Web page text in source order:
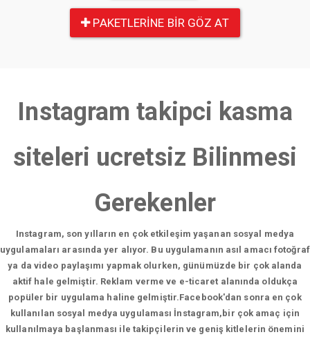
PAKETLERINE BIR GÖZ AT
Instagram takipci kasma
siteleri ucretsiz Bilinmesi
Gerekenler
Instagram, son yılların en çok etkileşim yaşanan sosyal medya
uygulamaları arasında yer alıyor. Bu uygulamanın asıl amacı fotoğraf
ya da video paylaşımı yapmak olurken, günümüzde bir çok alanda
aktif hale gelmiştir. Reklam verme ve e-ticaret alanında oldukça
popüler bir uygulama haline gelmiştir.Facebook'dan sonra en çok
kullanılan sosyal medya uygulaması İnstagram,bir çok amaç için
kullanılmaya başlanması ile takipçilerin ve geniş kitlelerin önemini